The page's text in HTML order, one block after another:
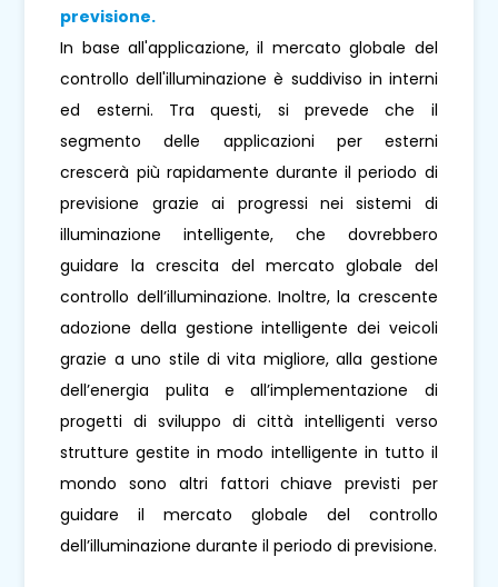
previsione.
In base all'applicazione, il mercato globale del
controllo dell'illuminazione è suddiviso in interni
ed esterni. Tra questi, si prevede che il
segmento delle applicazioni per esterni
crescerà più rapidamente durante il periodo di
previsione grazie ai progressi nei sistemi di
illuminazione intelligente, che dovrebbero
guidare la crescita del mercato globale del
controllo dell’illuminazione. Inoltre, la crescente
adozione della gestione intelligente dei veicoli
grazie a uno stile di vita migliore, alla gestione
dell’energia pulita e all’implementazione di
progetti di sviluppo di città intelligenti verso
strutture gestite in modo intelligente in tutto il
mondo sono altri fattori chiave previsti per
guidare il mercato globale del controllo
dell’illuminazione durante il periodo di previsione.